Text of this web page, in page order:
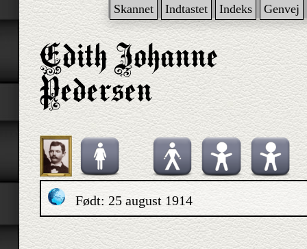
Skannet Indtastet Indeks Genvej
Født: 25 august 1914